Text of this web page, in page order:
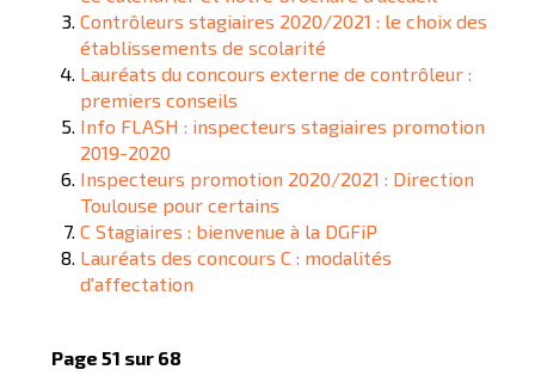
Contrôleurs stagiaires 2020/2021 : le choix des
établissements de scolarité
Lauréats du concours externe de contrôleur :
premiers conseils
Info FLASH : inspecteurs stagiaires promotion
2019-2020
Inspecteurs promotion 2020/2021 : Direction
Toulouse pour certains
C Stagiaires : bienvenue à la DGFiP
Lauréats des concours C : modalités
d'affectation
Page 51 sur 68